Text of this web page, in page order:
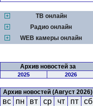
ТВ онлайн
Радио онлайн
WEB камеры онлайн
Архив новостей за
2025 2026
Архив новостей (Август 2026)
вс пн вт ср чт пт сб